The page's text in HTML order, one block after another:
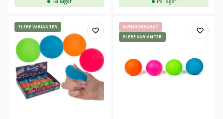
FLERE VARIANTER
MÆNGDERABAT
FLERE VARIANTER